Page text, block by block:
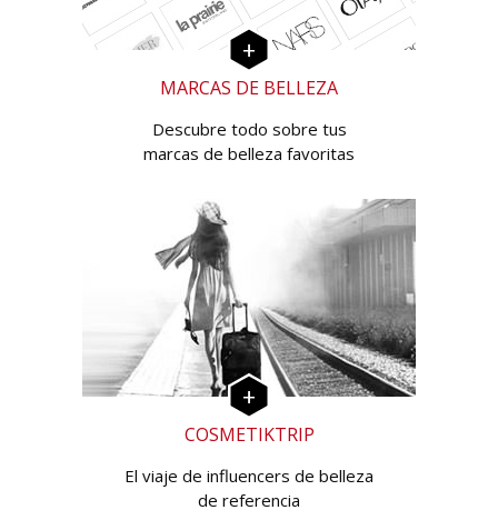
MARCAS DE BELLEZA
Descubre todo sobre tus
marcas de belleza favoritas
COSMETIKTRIP
El viaje de influencers de belleza
de referencia